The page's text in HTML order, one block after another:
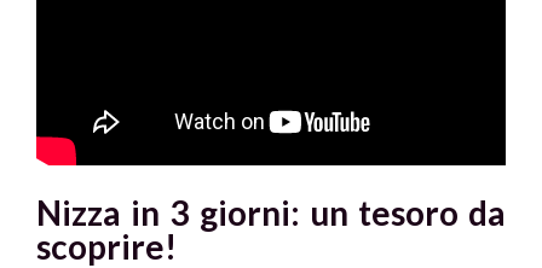
Nizza in 3 giorni: un tesoro da
scoprire!